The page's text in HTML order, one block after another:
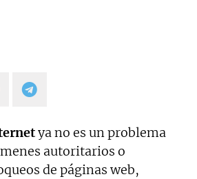
ya no es un problema
autoritarios o
de páginas web,